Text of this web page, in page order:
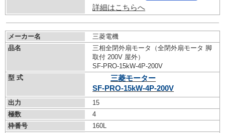
詳細はこちらへ
メーカー名
三菱電機
品名
三相全閉外扇モータ（全閉外扇モータ 脚
取付 200V 屋外）
SF-PRO-15kW-4P-200V
型 式
三菱モーター
SF-PRO-15kW-4P-200V
出力
15
極数
4
枠番号
160L